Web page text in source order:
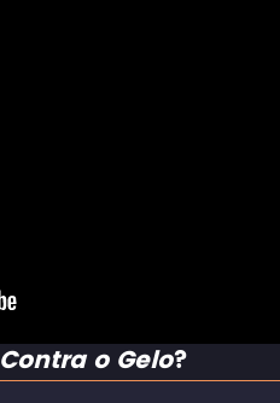
Contra o Gelo?